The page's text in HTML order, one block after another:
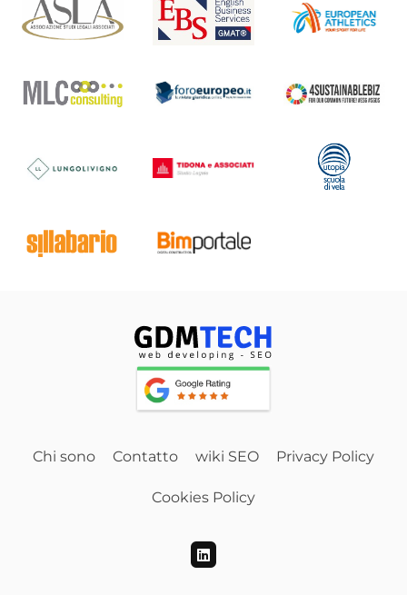
Chi sono Contatto wiki SEO Privacy Policy
Cookies Policy